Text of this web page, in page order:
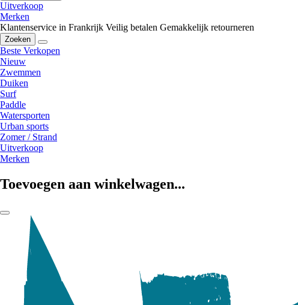
Uitverkoop
Merken
Klantenservice in Frankrijk Veilig betalen Gemakkelijk retourneren
Zoeken
Beste Verkopen
Nieuw
Zwemmen
Duiken
Surf
Paddle
Watersporten
Urban sports
Zomer / Strand
Uitverkoop
Merken
Toevoegen aan winkelwagen...